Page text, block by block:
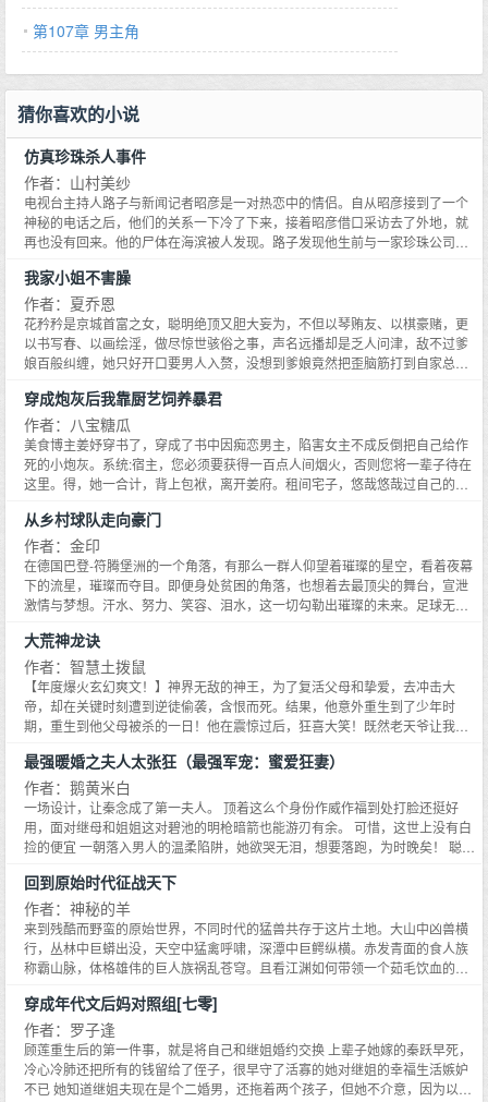
第107章 男主角
猜你喜欢的小说
仿真珍珠杀人事件
作者：山村美纱
电视台主持人路子与新闻记者昭彦是一对热恋中的情侣。自从昭彦接到了一个
神秘的电话之后，他们的关系一下冷了下来，接着昭彦借口采访去了外地，就
再也没有回来。他的尸体在海滨被人发现。路子发现他生前与一家珍珠公司的
一事途中丧生养狮场，尸体被狮子咬得惨不忍睹，但解剖后却在他胃里发现了
一粒仿真珍珠。这粒珍珠正是女老板的那家公司生产的。不久女老板也不明不
白地死在了海边，手中抓了几根头发，胃里也发现了一枚刻有名字的珍珠领带
夹。这一连串的凶案到底是谁干的？为什么都与珍珠有关联……本书作者山村
美纱被誉为推理小说女王。她以细致缜密的手法，讲述了一段扑朔迷离、悬念
我家小姐不害臊
作者：夏乔恩
花矜矜是京城首富之女，聪明绝顶又胆大妄为，不但以琴贿友、以棋豪赌，更
以书写春、以画绘淫，做尽惊世骇俗之事，声名远播却是乏人问津，敌不过爹
娘百般纠缠，她只好开口要男人入赘，没想到爹娘竟然把歪脑筋打到自家总管
非「嫁」不可??身为花府大总管，柴骞永远忘不了当年小姐的恩情，多年来，
他总是任劳任怨帮忙打理花府大小事，小姐捅楼子他收拾善後，小姐出乱子他
负责摆平，就连小姐「滞销」，他也义不容辞一肩担起责任，所有人都当他是
报恩，却不知他其实另有「私心」，只是好梦由来最易醒，没想到他竟然会被
小姐给休了？！
穿成炮灰后我靠厨艺饲养暴君
作者：八宝糖瓜
美食博主姜妤穿书了，穿成了书中因痴恋男主，陷害女主不成反倒把自己给作
死的小炮灰。系统:宿主，您必须要获得一百点人间烟火，否则您将一辈子待在
这里。得，她一合计，背上包袱，离开姜府。租间宅子，悠哉悠哉过自己的小
柴，洗得了菜。还每天屁颠屁颠跟在她身后喊:姐姐。做做吃食生意，攒攒烟
火，还白得了个便宜弟弟，姜妤心里乐开了花。……身中暗算，暴君祁琰摔下
悬崖，记忆全无，心智受损。恢复记忆后，祁琰看着每天使唤他砍柴洗菜做家
务的女人，恨不得立马掐断了她的脖子。但后来，他真香了，并在装粘人奶狗
弟弟的道路上一去不复返。……姜妤望着面前卸...
从乡村球队走向豪门
作者：金印
在德国巴登-符腾堡洲的一个角落，有那么一群人仰望着璀璨的星空，看着夜幕
下的流星，璀璨而夺目。即便身处贫困的角落，也想着去最顶尖的舞台，宣泄
激情与梦想。汗水、努力、笑容、泪水，这一切勾勒出璀璨的未来。足球无关
处底层却叫嚣着攀登欧洲顶点的故事。这是一个创造价值、追逐梦想的故事！
（PS：架空体育文，请多多支持！）
大荒神龙诀
作者：智慧土拨鼠
【年度爆火玄幻爽文！】神界无敌的神王，为了复活父母和挚爱，去冲击大
帝，却在关键时刻遭到逆徒偷袭，含恨而死。结果，他意外重生到了少年时
期，重生到他父母被杀的一日！他在震惊过后，狂喜大笑！既然老天爷让我重
而死，这一世，我不会让你受到任何的伤害！！！
最强暖婚之夫人太张狂（最强军宠：蜜爱狂妻）
作者：鹅黄米白
一场设计，让秦念成了第一夫人。 顶着这么个身份作威作福到处打脸还挺好
用，面对继母和姐姐这对碧池的明枪暗箭也能游刃有余。 可惜，这世上没有白
捡的便宜 一朝落入男人的温柔陷阱，她欲哭无泪，想要落跑，为时晚矣！ 聪明
身事外！ 殊不知，那人早已在泥潭等她他设局，图的不过是爱她护她，宠她一
世无忧。 （男强女强，宠文爽文甜文，一对一，SC，欢迎跳坑。） 【关于女
主】 秦念，秦家二小姐，高冷腹黑，容颜倾世。 擅长扮猪吃老虎，见招拆招，
虐渣于无形。 被偷走的身份和一切，她都要亲手取回！ 【关于男主】 纪璟
睿，顶级豪门继承人，矜贵淡漠，无人敢惹。 擅长宠老婆上天，唯妻命是从。
瞪着她，银牙几乎咬碎，你如此害我们母女！不得好死！ 秦念扬了眉，眉梢裹
挟了杀气，声音淡漠如水，你们偷走了我的一切，现在，该还了。 纪璟睿站在
她身旁，静静的看着她的侧颜，他从来都知道，他的女人隐去了锋芒，事实
上，这世界上，除了自己，没有人能够欺负她。
回到原始时代征战天下
作者：神秘的羊
来到残酷而野蛮的原始世界，不同时代的猛兽共存于这片土地。大山中凶兽横
行，丛林中巨蟒出没，天空中猛禽呼啸，深潭中巨鳄纵横。赤发青面的食人族
称霸山脉，体格雄伟的巨人族祸乱苍穹。且看江渊如何带领一个茹毛饮血的弱
兵、水兵，制造投石车，发明文字，发行货币，建造城池……一步步从这片蛮
荒大地上崛起，征伐统一天下，燃起人类文明的火种！（无玄幻无系统无金手
指，种田征战文）
穿成年代文后妈对照组[七零]
作者：罗子逢
顾莲重生后的第一件事，就是将自己和继姐婚约交换 上辈子她嫁的秦跃早死，
冷心冷肺还把所有的钱留给了侄子，很早守了活寡的她对继姐的幸福生活嫉妒
不已 她知道继姐夫现在是个二婚男，还拖着两个孩子，但她不介意，因为以后